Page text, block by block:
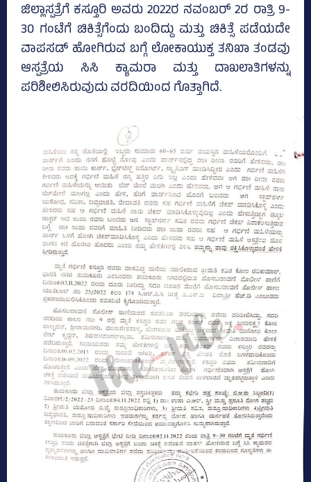
ಜಿಲ್ಲಾಸ್ಪತ್ರೆಗೆ ಕಸ್ತೂರಿ ಅವರು 2022ರ ನವಂಬರ್‌ 2ರ ರಾತ್ರಿ 9-
30 ಗಂಟೆಗೆ ಚಿಕಿತ್ಸೆಗೆಂದು ಬಂದಿದ್ದು ಮತ್ತು ಚಿಕಿತ್ಸೆ ಪಡೆಯದೇ
ವಾಪಸಡ್‌ ಹೋಗಿರುವ ಬಗ್ಗೆ ಲೋಕಾಯುಕ್ತ ತನಿಖಾ ತಂಡವು
ಆಸ್ಪತ್ರೆಯ ಸಿಸಿ ಕ್ಯಾಮರಾ ಮತ್ತು ದಾಖಲಾತಿಗಳನ್ನು
ಪರಿಶೀಲಿಸಿರುವುದು ವರದಿಯಿಂದ ಗೊತ್ತಾಗಿದೆ.